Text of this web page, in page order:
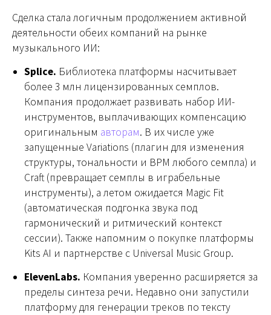
Сделка стала логичным продолжением активной
деятельности обеих компаний на рынке
музыкального ИИ:
Splice. Библиотека платформы насчитывает
более 3 млн лицензированных семплов.
Компания продолжает развивать набор ИИ-
инструментов, выплачивающих компенсацию
оригинальным авторам. В их числе уже
запущенные Variations (плагин для изменения
структуры, тональности и BPM любого семпла) и
Craft (превращает семплы в играбельные
инструменты), а летом ожидается Magic Fit
(автоматическая подгонка звука под
гармонический и ритмический контекст
сессии). Также напомним о покупке платформы
Kits AI и партнерстве с Universal Music Group.
ElevenLabs. Компания уверенно расширяется за
пределы синтеза речи. Недавно они запустили
платформу для генерации треков по тексту